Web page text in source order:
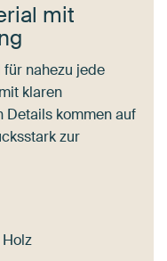
mit
nahezu jede
klaren
Details kommen auf
zur